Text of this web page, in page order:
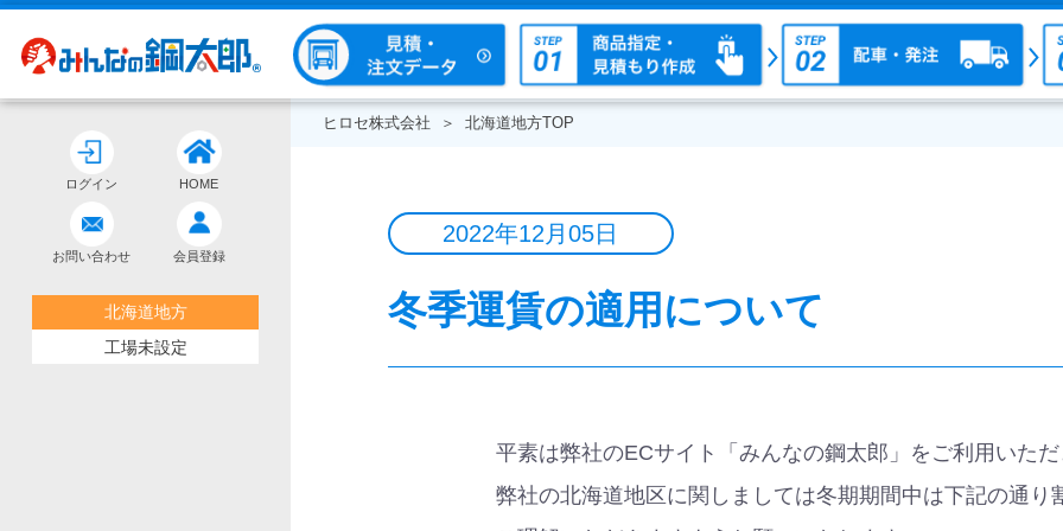
ログイン HOME
お問い合わせ 会員登録
北海道地方
工場未設定
ヒロセ株式会社 北海道地方TOP
2022年12月05日
冬季運賃の適用について
平素は弊社のECサイト「みんなの鋼太郎」をご利用いた
弊社の北海道地区に関しましては冬期期間中は下記の通り